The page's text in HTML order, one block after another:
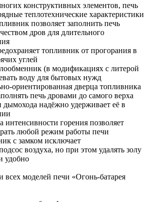
конструктивных элементов, печь
теплотехнические характеристики
позволяет заполнить печь
дров для длительного
топливник от прогорания в
углей
(в модификациях с литерой
воду для бытовых нужд
ориентированная дверца топливника
печь дровами до самого верха
дымохода надёжно удерживает её в
интенсивности горения позволяет
любой режим работы печи
с замком исключает
воздуха, но при этом удалять золу
удобно
всех моделей печи «Огонь-батарея